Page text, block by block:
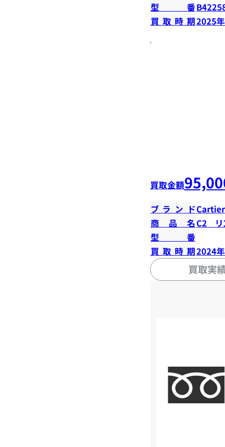
型番
買取時期2025
買取金額
ブランドCartier
商品名 C2 リ
型番
買取時期2024
買取実